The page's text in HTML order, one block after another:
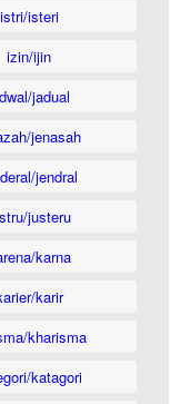
istri/isteri
izin/ijin
jadual
jenasah
jendral
justeru
karna
karir
kharisma
katagori